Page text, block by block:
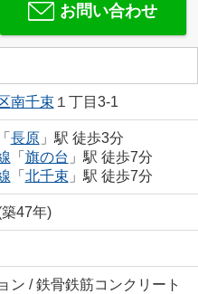
お問い合わせ
南千束 １丁目3-1
「 長原」駅 徒歩3分
「 旗の台 」駅 徒歩7分
「 北千束 」駅 徒歩7分
47年)
ン / 鉄骨鉄筋コンクリート